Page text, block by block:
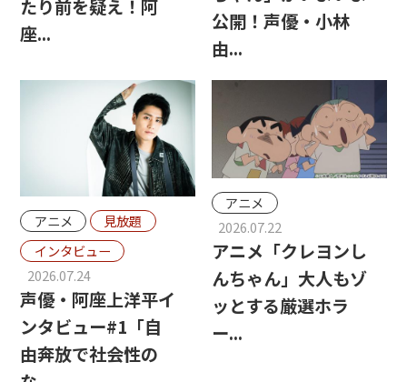
たり前を疑え！阿
座...
公開！声優・小林
由...
アニメ
見放題
インタビュー
2026.07.24
声優・阿座上洋平イ
ンタビュー#1「自
由奔放で社会性の
アニメ
2026.07.22
アニメ「クレヨンし
んちゃん」大人もゾ
ッとする厳選ホラ
ー...